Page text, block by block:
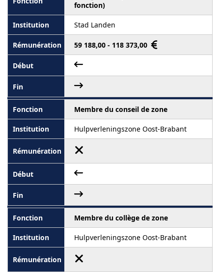
fonction)
Stad Landen
59 188,00 - 118 373,00
Membre du conseil de zone
Hulpverleningszone Oost-Brabant
Membre du collège de zone
Hulpverleningszone Oost-Brabant